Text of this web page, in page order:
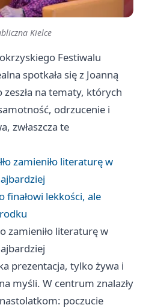
Kielce
Festiwalu
spotkała się z Joanną
zeszła na tematy, których
odrzucenie i
zwłaszcza te
zamieniło literaturę w
finałowi lekkości, ale
zamieniło literaturę w
prezentacja, tylko żywa i
myśli. W centrum znalazły
poczucie